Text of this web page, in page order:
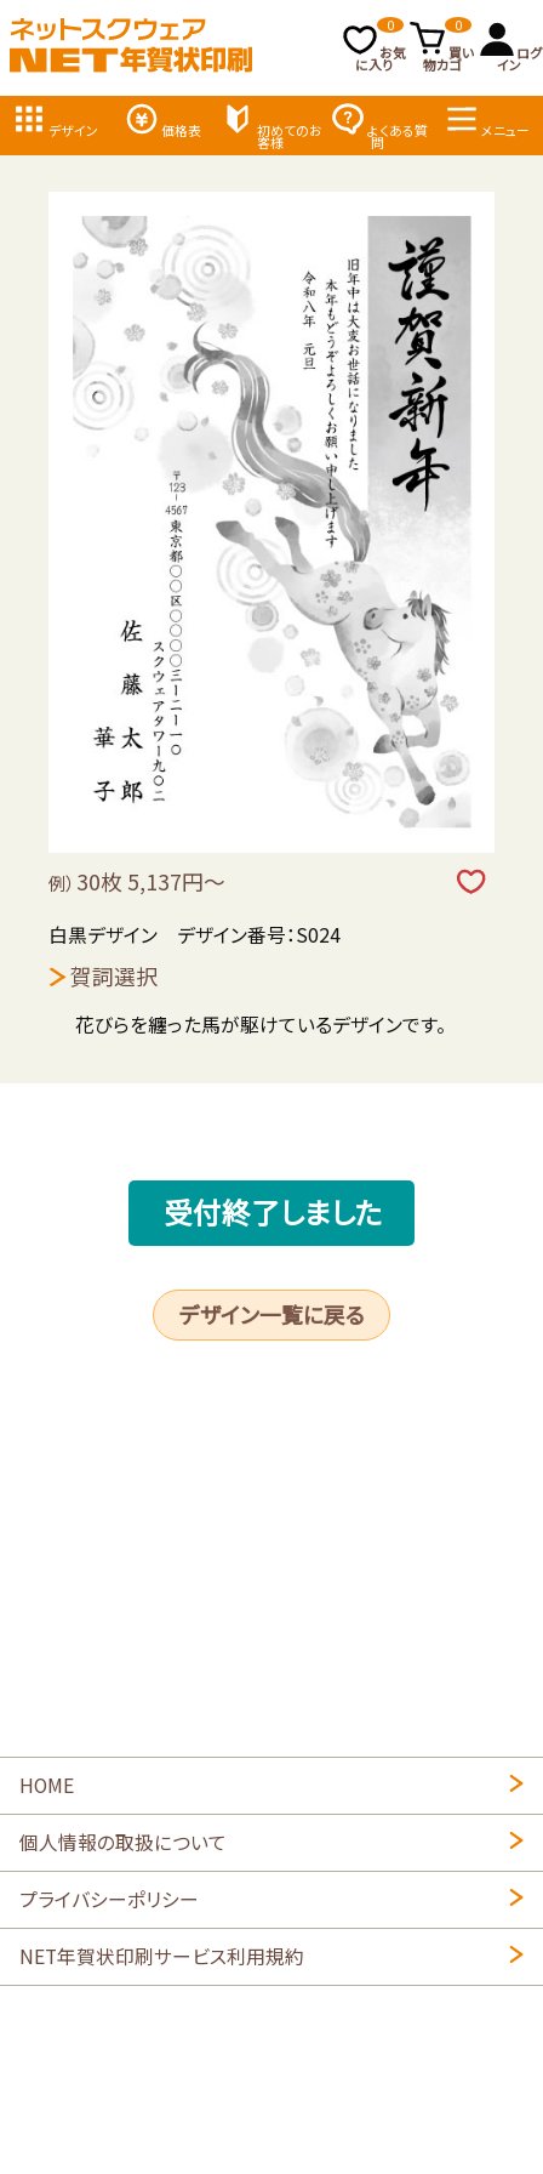
お気
に入り
0
買い
物カゴ
0
ログ
イン
デザイン 価格表 初めてのお
客様
よくある質
問
メニュー
例） 30枚 5,137円～
白黒デザイン デザイン番号：S024
賀詞選択
花びらを纏った馬が駆けているデザインです。
受付終了しました
デザイン一覧に戻る
HOME
個人情報の取扱について
プライバシーポリシー
NET年賀状印刷サービス利用規約